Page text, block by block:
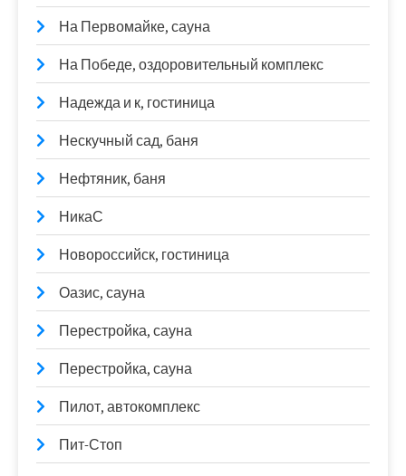
На Первомайке, сауна
На Победе, оздоровительный комплекс
Надежда и к, гостиница
Нескучный сад, баня
Нефтяник, баня
НикаС
Новороссийск, гостиница
Оазис, сауна
Перестройка, сауна
Перестройка, сауна
Пилот, автокомплекс
Пит-Стоп